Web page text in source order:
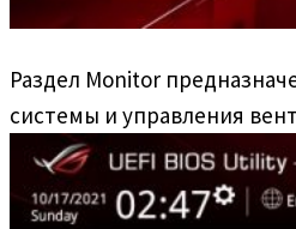
Раздел Monitor
системы и управления